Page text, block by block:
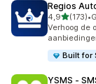
Regios
4,9van 5
(173)
173 •
Verhoog de
Built for
YSMS ‑